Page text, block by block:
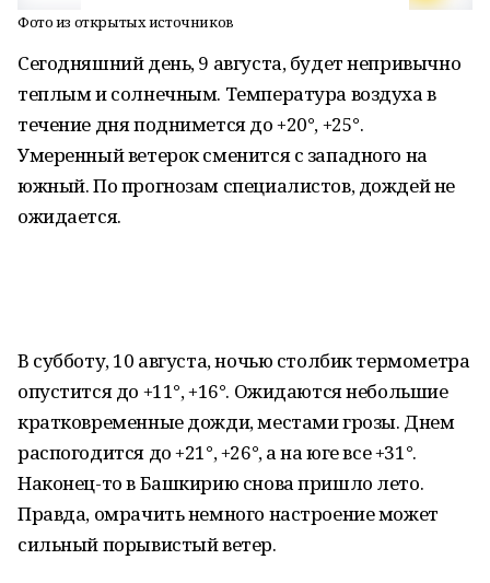
Фото из открытых источников
Сегодняшний день, 9 августа, будет непривычно
теплым и солнечным. Температура воздуха в
течение дня поднимется до +20°, +25°.
Умеренный ветерок сменится с западного на
южный. По прогнозам специалистов, дождей не
ожидается.
В субботу, 10 августа, ночью столбик термометра
опустится до +11°, +16°. Ожидаются небольшие
кратковременные дожди, местами грозы. Днем
распогодится до +21°, +26°, а на юге все +31°.
Наконец-то в Башкирию снова пришло лето.
Правда, омрачить немного настроение может
сильный порывистый ветер.